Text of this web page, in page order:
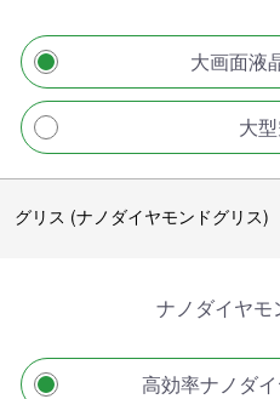
大画面液
大
グリス (ナノダイヤモンドグリス)
ナノダイヤモ
高効率ナノダ